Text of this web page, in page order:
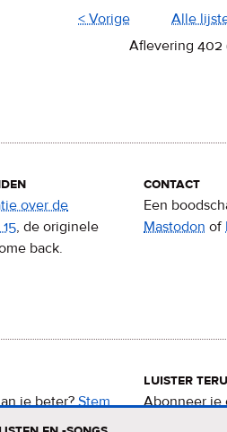
< Vorige Alle
Aflevering 402
over de
, de originele
back.
contact
Een
Mastodon of
ie beter?Stem
15.
luister
Abonneer